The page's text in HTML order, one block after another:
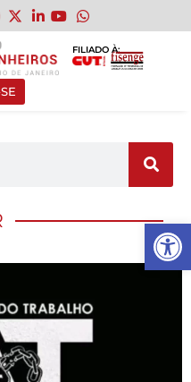
Abrir
FILIADO À: